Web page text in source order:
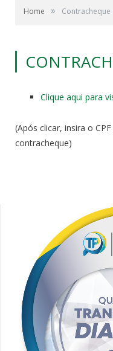
Home » Contracheque
Clique aqui para
(Após clicar, insira o
contracheque)